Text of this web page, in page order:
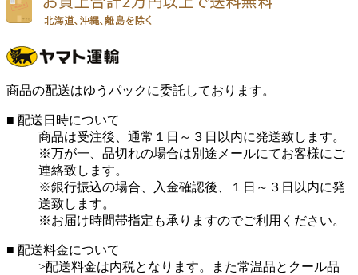
商品の配送はゆうパックに委託しております。
■ 配送日時について
商品は受注後、通常１日～３日以内に発送致します。
※万が一、品切れの場合は別途メールにてお客様にご
連絡致します。
※銀行振込の場合、入金確認後、１日～３日以内に発
送致します。
※お届け時間帯指定も承りますのでご利用ください。
■ 配送料金について
>配送料金は内税となります。また常温品とクール品